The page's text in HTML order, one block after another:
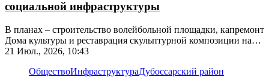
социальной инфраструктуры
В планах – строительство волейбольной площадки, капремонт
Дома культуры и реставрация скульптурной композиции на
братской могиле
21 Июл., 2026, 10:43
ОбществоИнфраструктураДубоссарский район